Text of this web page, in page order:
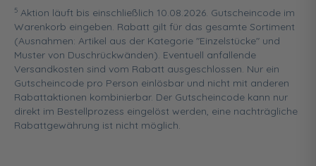
5 Aktion läuft bis einschließlich 10.08.2026. Gutscheincode im
Warenkorb eingeben. Rabatt gilt für das gesamte Sortiment
(Ausnahmen: Artikel aus der Kategorie "Einzelstücke" und
Muster von Duschrückwänden). Eventuell anfallende
Versandkosten sind vom Rabatt ausgeschlossen. Nur ein
Gutscheincode pro Person einlösbar und nicht mit anderen
Rabattaktionen kombinierbar. Der Gutscheincode kann nur
direkt im Bestellprozess eingelöst werden, eine nachträgliche
Rabattgewährung ist nicht möglich.